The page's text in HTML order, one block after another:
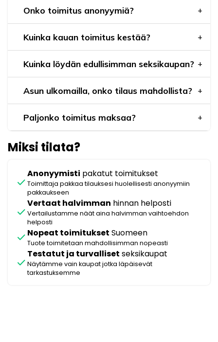
Onko toimitus anonyymiä?
Kuinka kauan toimitus kestää?
Kuinka löydän edullisimman seksikaupan?
Asun ulkomailla, onko tilaus mahdollista?
Paljonko toimitus maksaa?
Miksi tilata?
check
Anonyymisti pakatut toimitukset
Toimittaja pakkaa tilauksesi huolellisesti anonyymiin
pakkaukseen
check
Vertaat halvimman hinnan helposti
Vertailustamme näät aina halvimman vaihtoehdon
helposti
check Nopeat toimitukset Suomeen
Tuote toimitetaan mahdollisimman nopeasti
check
Testatut ja turvalliset seksikaupat
Näytämme vain kaupat jotka läpäisevät
tarkastuksemme